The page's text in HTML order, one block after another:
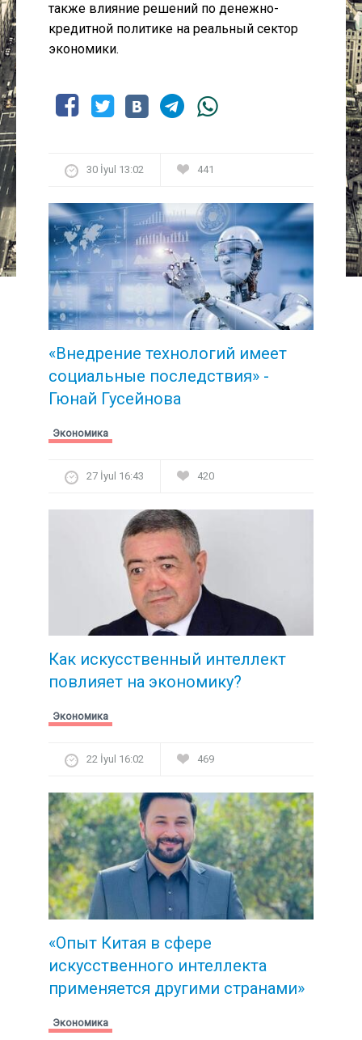
также влияние решений по денежно-
кредитной политике на реальный сектор
экономики.
30 İyul 13:02 441
«Внедрение технологий имеет
социальные последствия» -
Гюнай Гусейнова
Экономика
27 İyul 16:43 420
Как искусственный интеллект
повлияет на экономику?
Экономика
22 İyul 16:02 469
«Опыт Китая в сфере
искусственного интеллекта
применяется другими странами»
Экономика